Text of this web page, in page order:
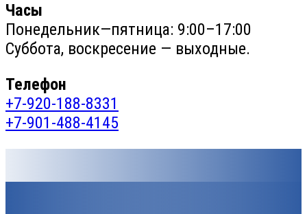
Часы
Понедельник—пятница: 9:00–17:00
Суббота, воскресение — выходные.
Телефон
+7-920-188-8331
+7-901-488-4145